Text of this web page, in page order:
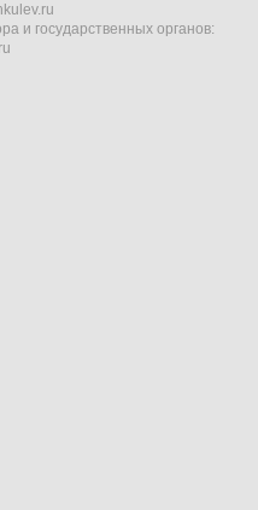
и государственных органов: